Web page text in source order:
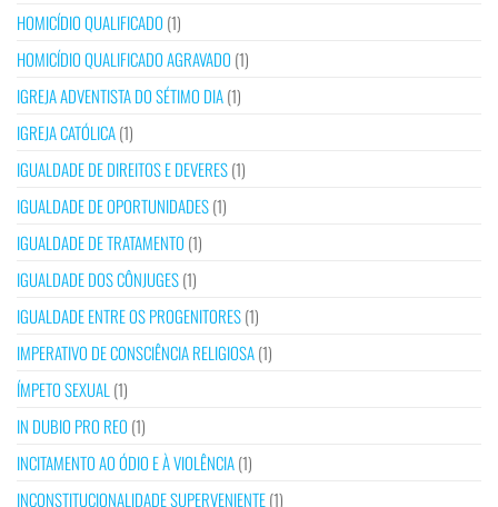
HOMICÍDIO QUALIFICADO (1)
HOMICÍDIO QUALIFICADO AGRAVADO (1)
IGREJA ADVENTISTA DO SÉTIMO DIA(1)
IGREJA CATÓLICA(1)
IGUALDADE DE DIREITOS E DEVERES(1)
IGUALDADE DE OPORTUNIDADES(1)
IGUALDADE DE TRATAMENTO (1)
IGUALDADE DOS CÔNJUGES(1)
IGUALDADE ENTRE OS PROGENITORES(1)
IMPERATIVO DE CONSCIÊNCIA RELIGIOSA(1)
ÍMPETO SEXUAL (1)
IN DUBIO PRO REO (1)
INCITAMENTO AO ÓDIO E À VIOLÊNCIA(1)
INCONSTITUCIONALIDADE SUPERVENIENTE(1)